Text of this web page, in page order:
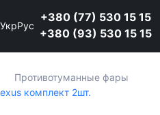
УкрРус
+380 (77) 530 15 15
+380 (93) 530 15 15
Противотуманные фары
комплект 2шт.